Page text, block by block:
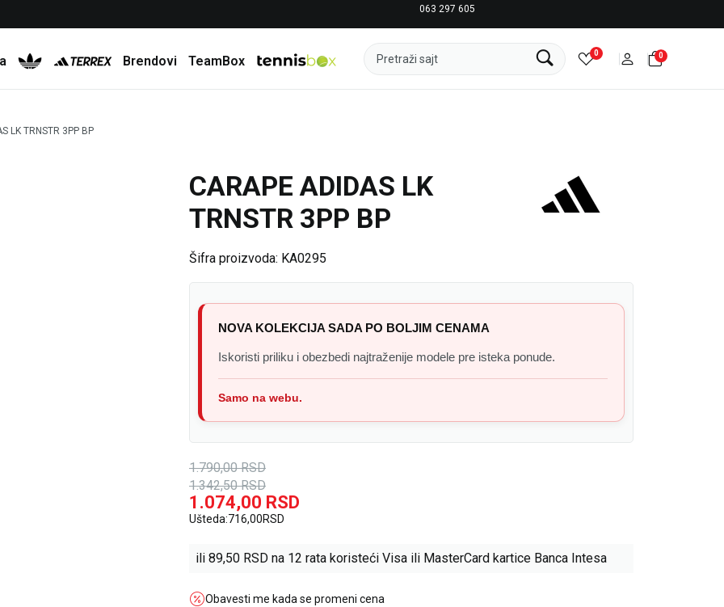
063 297 605
Brendovi TeamBox Pretraži sajt 0 0
LK TRNSTR 3PP BP
CARAPE ADIDAS LK
TRNSTR 3PP BP
Šifra proizvoda: KA0295
NOVA KOLEKCIJA SADA PO BOLJIM CENAMA
Iskoristi priliku i obezbedi najtraženije modele pre isteka ponude.
Samo na webu.
1.790,00 RSD
1.342,50 RSD
1.074,00 RSD
Ušteda:716,00RSD
ili 89,50 RSD na 12 rata koristeći Visa ili MasterCard kartice Banca Intesa
Obavesti me kada se promeni cena